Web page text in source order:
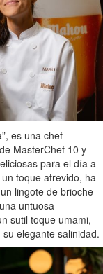
es una chef
MasterChef 10 y
para el día a
toque atrevido, ha
lingote de brioche
untuosa
sutil toque umami,
elegante salinidad.